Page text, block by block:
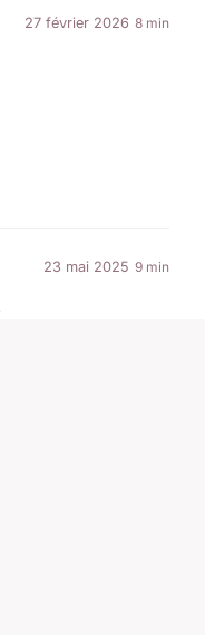
27 février 2026 8 min
23 mai 2025 9 min